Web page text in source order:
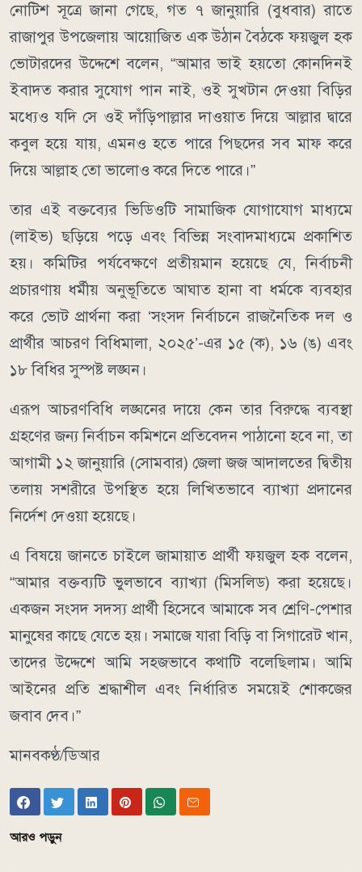
নোটিশ সূত্রে জানা গেছে, গত ৭ জানুয়ারি (বুধবার) রাতে
রাজাপুর উপজেলায় আয়োজিত এক উঠান বৈঠকে ফয়জুল হক
ভোটারদের উদ্দেশে বলেন, “আমার ভাই হয়তো কোনদিনই
ইবাদত করার সুযোগ পান নাই, ওই সুখটান দেওয়া বিড়ির
মধ্যেও যদি সে ওই দাঁড়িপাল্লার দাওয়াত দিয়ে আল্লার দ্বারে
কবুল হয়ে যায়, এমনও হতে পারে পিছদের সব মাফ করে
দিয়ে আল্লাহ তো ভালোও করে দিতে পারে।”
তার এই বক্তব্যের ভিডিওটি সামাজিক যোগাযোগ মাধ্যমে
(লাইভ) ছড়িয়ে পড়ে এবং বিভিন্ন সংবাদমাধ্যমে প্রকাশিত
হয়। কমিটির পর্যবেক্ষণে প্রতীয়মান হয়েছে যে, নির্বাচনী
প্রচারণায় ধর্মীয় অনুভূতিতে আঘাত হানা বা ধর্মকে ব্যবহার
করে ভোট প্রার্থনা করা ‘সংসদ নির্বাচনে রাজনৈতিক দল ও
প্রার্থীর আচরণ বিধিমালা, ২০২৫’-এর ১৫ (ক), ১৬ (ঙ) এবং
১৮ বিধির সুস্পষ্ট লঙ্ঘন।
এরূপ আচরণবিধি লঙ্ঘনের দায়ে কেন তার বিরুদ্ধে ব্যবস্থা
গ্রহণের জন্য নির্বাচন কমিশনে প্রতিবেদন পাঠানো হবে না, তা
আগামী ১২ জানুয়ারি (সোমবার) জেলা জজ আদালতের দ্বিতীয়
তলায় সশরীরে উপস্থিত হয়ে লিখিতভাবে ব্যাখ্যা প্রদানের
নির্দেশ দেওয়া হয়েছে।
এ বিষয়ে জানতে চাইলে জামায়াত প্রার্থী ফয়জুল হক বলেন,
“আমার বক্তব্যটি ভুলভাবে ব্যাখ্যা (মিসলিড) করা হয়েছে।
একজন সংসদ সদস্য প্রার্থী হিসেবে আমাকে সব শ্রেণি-পেশার
মানুষের কাছে যেতে হয়। সমাজে যারা বিড়ি বা সিগারেট খান,
তাদের উদ্দেশে আমি সহজভাবে কথাটি বলেছিলাম। আমি
আইনের প্রতি শ্রদ্ধাশীল এবং নির্ধারিত সময়েই শোকজের
জবাব দেব।”
মানবকণ্ঠ/ডিআর
আরও পড়ুন